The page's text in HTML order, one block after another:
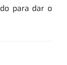
para dar o